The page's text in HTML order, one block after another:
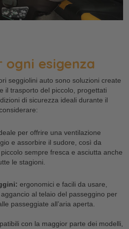
ogni esigenza
seggiolini auto sono soluzioni create
il trasporto del piccolo, progettati
di sicurezza ideali durante il
per offrire una ventilazione
e assorbire il sudore, così da
sempre fresca e asciutta anche
le stagioni.
ergonomici e facili da usare,
al telaio del passeggino per
passeggiate all’aria aperta.
con la maggior parte dei modelli,